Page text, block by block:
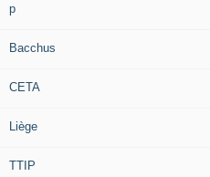
p
Bacchus
CETA
Liège
TTIP